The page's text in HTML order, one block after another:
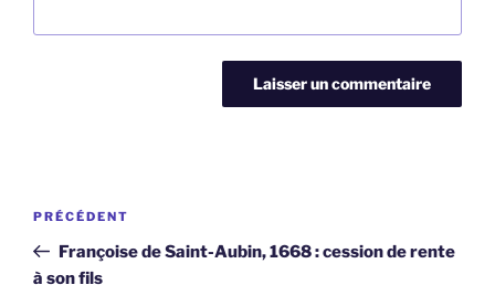
Navigation
l’article
Article
précédent
PRÉCÉDENT
Françoise de Saint-Aubin, 1668 : cession de rente
à son fils